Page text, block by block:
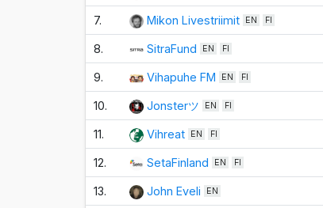
7. Mikon Livestriimit EN FI
8. SitraFund EN FI
9. Vihapuhe FM EN FI
10. Jonsterツ EN FI
11. Vihreat EN FI
12. SetaFinland EN FI
13. John Eveli EN